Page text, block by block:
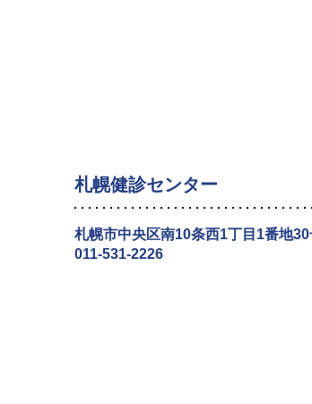
札幌健診センター
札幌市中央区南10条西1丁目1番地
011-531-2226